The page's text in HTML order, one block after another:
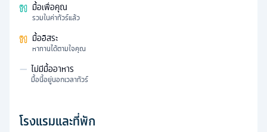
มื้อเพื่อคุณ
รวมในค่าทัวร์แล้ว
มื้ออิสระ
หาทานได้ตามใจคุณ
— ไม่มีมื้ออาหาร
มื้อนี้อยู่นอกเวลาทัวร์
โรงแรมและที่พัก